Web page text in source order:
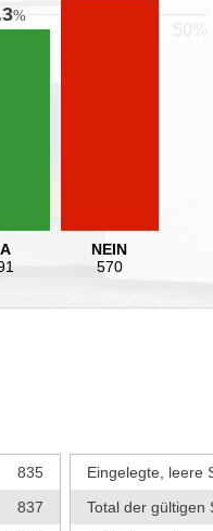
%
NEIN
570
835
837
Eingelegte, leere
Total der gültigen